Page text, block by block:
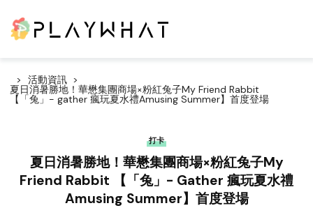
活動資訊
夏日消暑勝地！華懋集團商場×粉紅兔子My Friend Rabbit
【「兔」- gather 瘋玩夏水禮Amusing Summer】首度登場
打卡
夏日消暑勝地！華懋集團商場×粉紅兔子My
Friend Rabbit 【「兔」- Gather 瘋玩夏水禮
Amusing Summer】首度登場